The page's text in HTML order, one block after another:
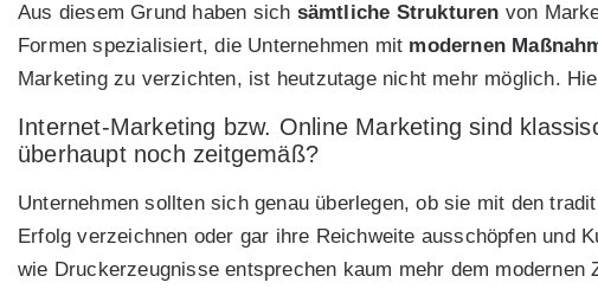
Aus diesem Grund haben sich sämtliche Strukturen von
Formen spezialisiert, die Unternehmen mit modernen
Marketing zu verzichten, ist heutzutage nicht mehr möglich.
Internet-Marketing bzw. Online Marketing sind
überhaupt noch zeitgemäß?
Unternehmen sollten sich genau überlegen, ob sie mit den
Erfolg verzeichnen oder gar ihre Reichweite ausschöpfen und
wie Druckerzeugnisse entsprechen kaum mehr dem